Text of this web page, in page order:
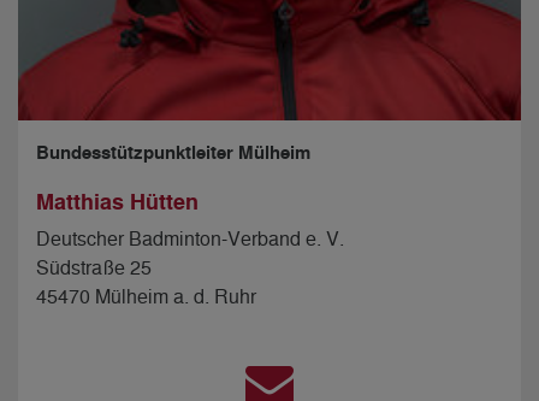
Bundesstützpunktleiter Mülheim
Matthias Hütten
Deutscher Badminton-Verband e. V.
Südstraße 25
45470 Mülheim a. d. Ruhr